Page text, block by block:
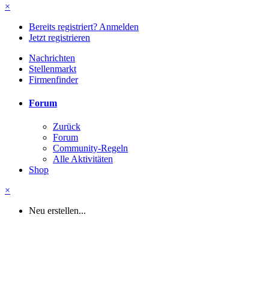
×
Bereits registriert? Anmelden
Jetzt registrieren
Nachrichten
Stellenmarkt
Firmenfinder
Forum
Zurück
Forum
Community-Regeln
Alle Aktivitäten
Shop
×
Neu erstellen...